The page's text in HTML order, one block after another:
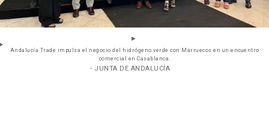
Andalucía Trade impulsa el negocio del hidrógeno verde con Marruecos en un encuentro
comercial en Casablanca.
- JUNTA DE ANDALUCÍA